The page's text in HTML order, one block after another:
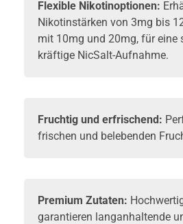
Flexible Nikotinoptionen:
Nikotinstärken von 3mg bis
mit 10mg und 20mg, für eine
kräftige NicSalt-Aufnahme.
Fruchtig und erfrischend:
frischen und belebenden
Premium Zutaten:
garantieren langanhaltende